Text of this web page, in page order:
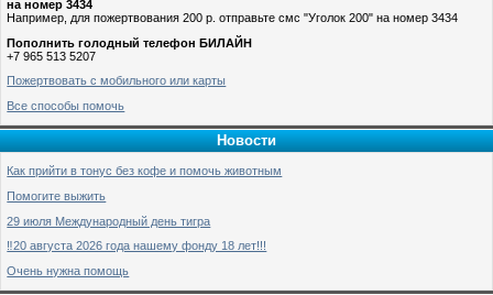
на номер 3434
Например, для пожертвования 200 р. отправьте смс "Уголок 200" на номер 3434
Пополнить голодный телефон БИЛАЙН
+7 965 513 5207
Пожертвовать с мобильного или карты
Все способы помочь
Новости
Как прийти в тонус без кофе и помочь животным
Помогите выжить
29 июля Международный день тигра
‼️20 августа 2026 года нашему фонду 18 лет!!!
Очень нужна помощь